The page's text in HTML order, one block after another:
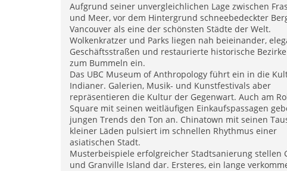
Aufgrund seiner unvergleichlichen Lage zwischen
und Meer, vor dem Hintergrund schneebedeckter
Vancouver als eine der schönsten Städte der Welt.
Wolkenkratzer und Parks liegen nah beieinander,
Geschäftsstraßen und restaurierte historische
zum Bummeln ein.
Das UBC Museum of Anthropology führt ein in die
Indianer. Galerien, Musik- und Kunstfestivals aber
repräsentieren die Kultur der Gegenwart. Auch am
Square mit seinen weitläufigen Einkaufspassagen
jungen Trends den Ton an. Chinatown mit seinen
kleiner Läden pulsiert im schnellen Rhythmus einer
asiatischen Stadt.
Musterbeispiele erfolgreicher Stadtsanierung stellen
und Granville Island dar. Ersteres, ein lange